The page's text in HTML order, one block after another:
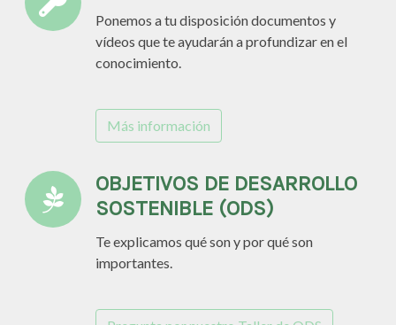
Ponemos a tu disposición documentos y
vídeos que te ayudarán a profundizar en el
conocimiento.
Más información
OBJETIVOS DE DESARROLLO
SOSTENIBLE (ODS)
Te explicamos qué son y por qué son
importantes.